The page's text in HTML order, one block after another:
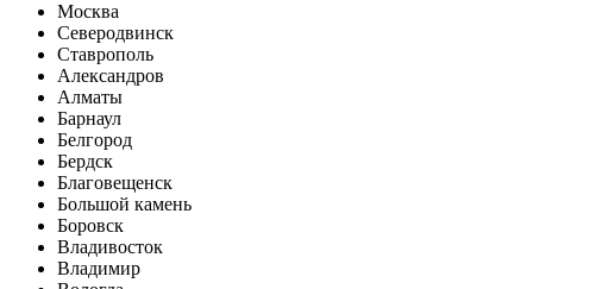
Москва
Cеверодвинск
Cтаврополь
Александров
Алматы
Барнаул
Белгород
Бердск
Благовещенск
Большой камень
Боровск
Владивосток
Владимир